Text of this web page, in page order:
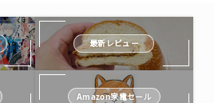
最新レビュー
Amazon家電セール